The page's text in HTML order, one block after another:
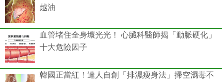
越油
血管堵住全身壞光光！ 心臟科醫師揭「動脈硬化」
十大危險因子
韓國正當紅！達人自創「排濕瘦身法」掃空濕毒不